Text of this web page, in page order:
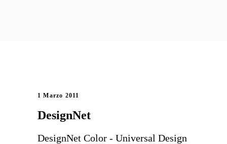
1 Marzo 2011
DesignNet
DesignNet Color - Universal Design